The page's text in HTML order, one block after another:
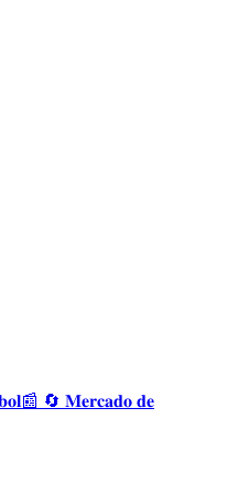
🔄 𝐌𝐞𝐫𝐜𝐚𝐝𝐨 𝐝𝐞